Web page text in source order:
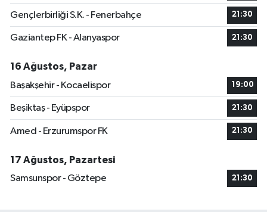
Gençlerbirliği S.K. - Fenerbahçe 21:30
Gaziantep FK - Alanyaspor 21:30
16 Ağustos, Pazar
Başakşehir - Kocaelispor
19:00
Beşiktaş - Eyüpspor 21:30
Amed - Erzurumspor FK 21:30
17 Ağustos, Pazartesi
Samsunspor - Göztepe
21:30